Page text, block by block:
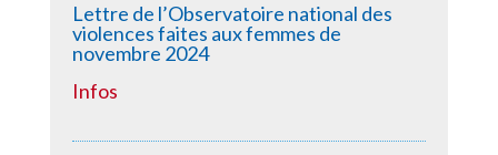
Lettre de l’Observatoire national des
violences faites aux femmes de
novembre 2024
Infos